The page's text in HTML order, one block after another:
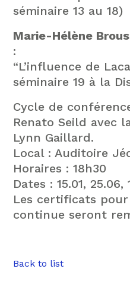
séminaire 13 au 18)
Marie-Hélène
:
“L’influence de
séminaire 19 à la
Cycle de
Renato Seild avec
Lynn Gaillard.
Local : Auditoire
Horaires : 18h30
Dates : 15.01, 25.06,
Les certificats
continue seront
Back to list